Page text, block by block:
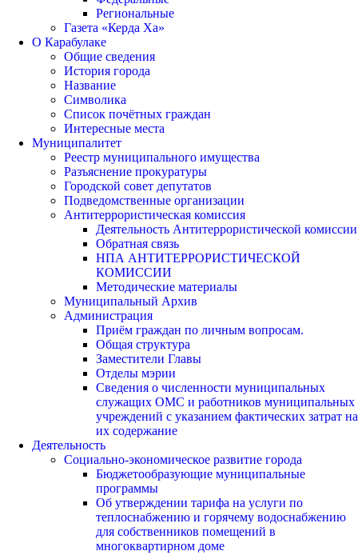
Региональные
Газета «Керда Ха»
О Карабулаке
Общие сведения
История города
Название
Символика
Список почётных граждан
Интересные места
Муниципалитет
Реестр муниципального имущества
Разъяснение прокуратуры
Городской совет депутатов
Подведомственные организации
Антитеррористическая комиссия
Деятельность Антитеррористической комиссии
Обратная связь
НПА АНТИТЕРРОРИСТИЧЕСКОЙ
КОМИССИИ
Методические материалы
Муниципальный Архив
Администрация
Приём граждан по личным вопросам.
Общая структура
Заместители Главы
Отделы мэрии
Сведения о численности муниципальных
служащих ОМС и работников муниципальных
учреждений с указанием фактических затрат на
их содержание
Деятельность
Социально-экономическое развитие города
Бюджетообразующие муниципальные
программы
Об утверждении тарифа на услуги по
теплоснабжению и горячему водоснабжению
для собственников помещений в
многоквартирном доме